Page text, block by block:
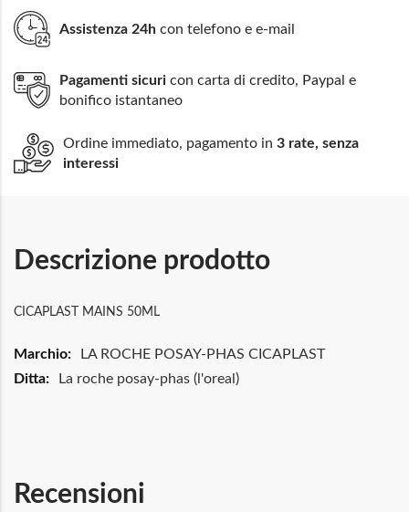
Assistenza 24h con telefono e e-mail
Pagamenti sicuri con carta di credito, Paypal e
bonifico istantaneo
Ordine immediato, pagamento in 3 rate, senza
interessi
Descrizione prodotto
CICAPLAST MAINS 50ML
Maggiori
Informazioni
LA ROCHE POSAY-PHAS CICAPLAST
La roche posay-phas (l'oreal)
Recensioni